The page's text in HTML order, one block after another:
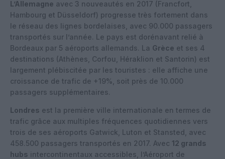
L’Allemagne avec 3 nouveautés en 2017 (Francfort,
Hambourg et Düsseldorf) progresse très fortement dans
le réseau des lignes bordelaises, avec 90.000 passagers
transportés sur l’année. Le pays est dorénavant relié à
Bordeaux par 5 aéroports allemands. La Grèce et ses 4
destinations (Athènes, Corfou, Héraklion et Santorin) est
largement plébiscitée par les touristes : elle affiche une
croissance de trafic de +19%, soit près de 10.000
passagers supplémentaires.
Londres est la première ville internationale en termes de
trafic grâce aux multiples fréquences quotidiennes vers
trois de ses aéroports Gatwick, Luton et Stansted, avec
458.500 passagers transportés en 2017. Avec 12 grands
hubs intercontinentaux accessibles, l’Aéroport de